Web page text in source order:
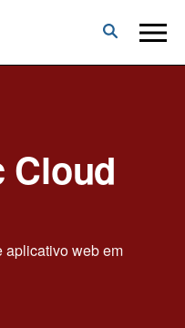
Cloud
aplicativo web em